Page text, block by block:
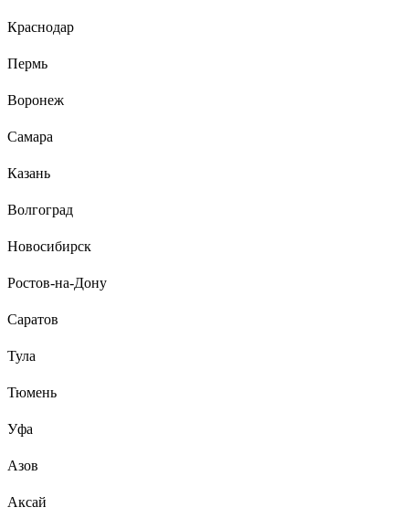
Мне понравились
Краснодар
Пермь
Воронеж
Самара
Казань
Волгоград
Новосибирск
Ростов-на-Дону
Саратов
Тула
Тюмень
Уфа
Азов
Аксай